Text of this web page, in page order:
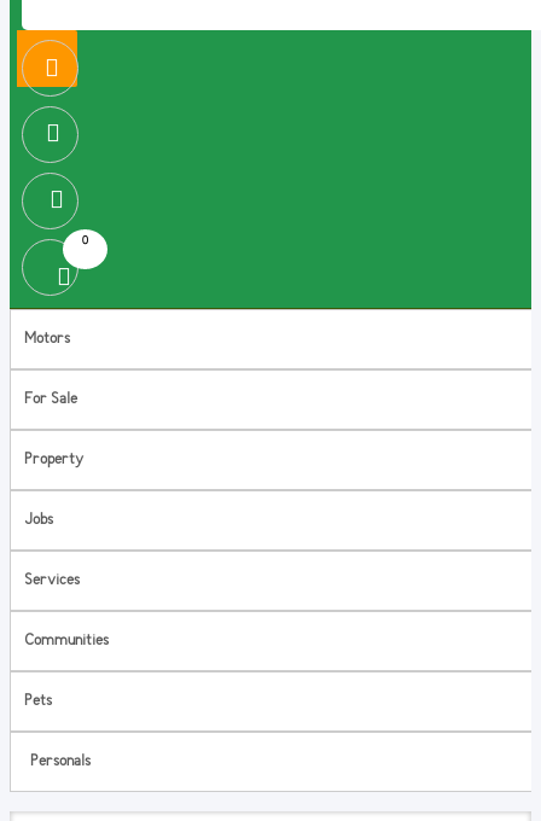
0
Motors
For Sale
Property
Jobs
Services
Communities
Pets
Personals